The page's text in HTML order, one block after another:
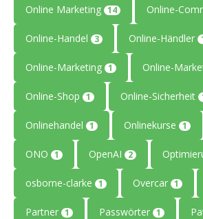
Online Marketing 14 Online-
Online-Handel 3 Online-Händler
Online-Marketing 1 Online-
Online-Shop 1 Online-Sicherheit
Onlinehandel 1 Onlinekurse 1
ONO 1 OpenAI 2
osborne-clarke 1 Overcar 1
Partner 1 Passwörter 1